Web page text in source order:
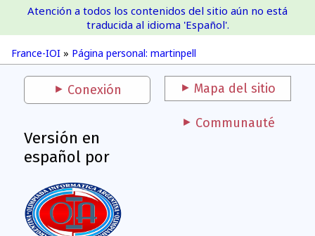
France-IOI
France-IOI » Página personal: martinpell
Atención a todos los contenidos del sitio aún no está
traducida al idioma 'Español'.
Conexión Mapa del sitio
Versión en
español por
Communauté